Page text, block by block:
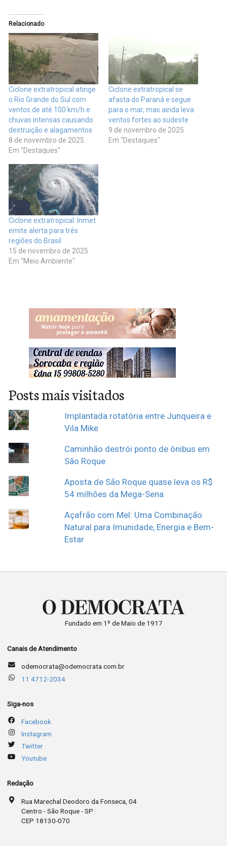
Relacionado
Ciclone extratropical atinge
o Rio Grande do Sul com
ventos de até 100 km/h e
chuvas intensas causando
destruição e alagamentos
8 de novembro de 2025
Em "Destaques"
Ciclone extratropical se
afasta do Paraná e segue
para o mar, mas ainda leva
ventos fortes ao sudeste
9 de novembro de 2025
Em "Destaques"
Ciclone extratropical: Inmet
emite alerta para três
regiões do Brasil
15 de novembro de 2025
Em "Meio Ambiente"
Posts mais visitados
Implantada rotatória entre Junqueira e
Vila Mike
Caminhão destrói ponto de ônibus em
São Roque
Aposta de São Roque quase leva os R$
54 milhões da Mega-Sena
Açafrão com Mel: Uma Combinação
Natural para Imunidade, Energia e Bem-
Estar
Fundado em 1º de Maio de 1917
Canais de Atendimento
odemocrata@odemocrata.com.br
11 4712-2034
Siga-nos
Facebook
Instagram
Twitter
Youtube
Redação
Rua Marechal Deodoro da Fonseca, 04
Centro - São Roque - SP
CEP 18130-070